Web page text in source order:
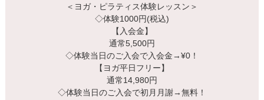
＜ヨガ・ピラティス体験レッスン＞
◇体験1000円(税込)
【入会金】
通常5,500円
◇体験当日のご入会で入会金→¥0！
【ヨガ平日フリー】
通常14,980円
◇体験当日のご入会で初月月謝→無料！